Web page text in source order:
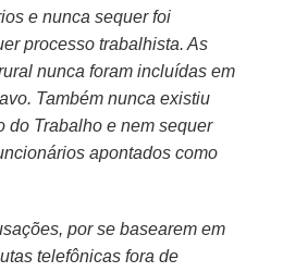
e nunca sequer foi
processo trabalhista. As
nunca foram incluídas em
Também nunca existiu
do Trabalho e nem sequer
apontados como
por se basearem em
telefônicas fora de